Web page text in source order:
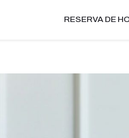
RESERVA DE